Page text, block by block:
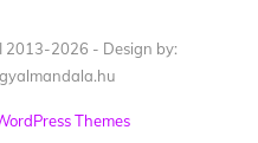
2013-2026 - Design by:
Themes